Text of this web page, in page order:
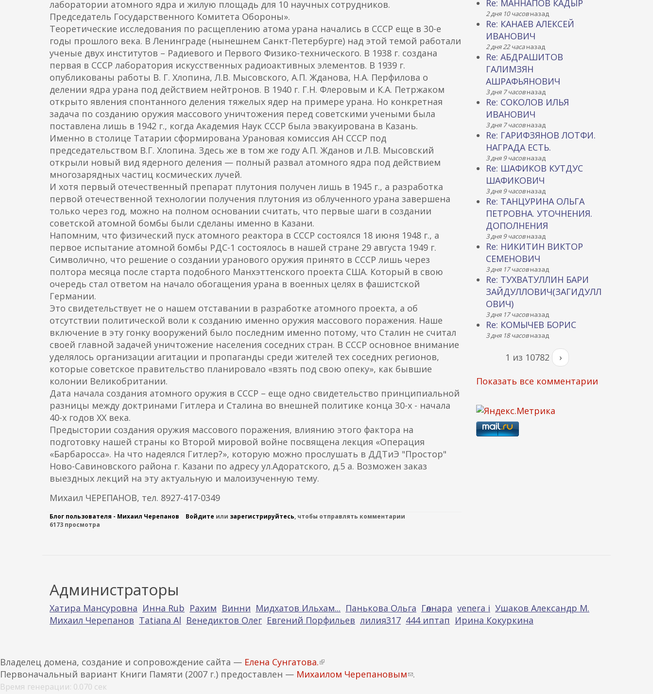
лаборатории атомного ядра и жилую площадь для 10 научных сотрудников.
Председатель Государственного Комитета Обороны».
Теоретические исследования по расщеплению атома урана начались в СССР еще в 30-е
годы прошлого века. В Ленинграде (нынешнем Санкт-Петербурге) над этой темой работали
ученые двух институтов – Радиевого и Первого Физико-технического. В 1938 г. создана
первая в СССР лаборатория искусственных радиоактивных элементов. В 1939 г.
опубликованы работы В. Г. Хлопина, Л.В. Мысовского, А.П. Жданова, Н.А. Перфилова о
делении ядра урана под действием нейтронов. В 1940 г. Г.Н. Флеровым и К.А. Петржаком
открыто явления спонтанного деления тяжелых ядер на примере урана. Но конкретная
задача по созданию оружия массового уничтожения перед советскими учеными была
поставлена лишь в 1942 г., когда Академия Наук СССР была эвакуирована в Казань.
Именно в столице Татарии сформирована Урановая комиссия АН СССР под
председательством В.Г. Хлопина. Здесь же в том же году А.П. Жданов и Л.В. Мысовский
открыли новый вид ядерного деления — полный развал атомного ядра под действием
многозарядных частиц космических лучей.
И хотя первый отечественный препарат плутония получен лишь в 1945 г., а разработка
первой отечественной технологии получения плутония из облученного урана завершена
только через год, можно на полном основании считать, что первые шаги в создании
советской атомной бомбы были сделаны именно в Казани.
Напомним, что физический пуск атомного реактора в СССР состоялся 18 июня 1948 г., а
первое испытание атомной бомбы РДС-1 состоялось в нашей стране 29 августа 1949 г.
Символично, что решение о создании уранового оружия принято в СССР лишь через
полтора месяца после старта подобного Манхэттенского проекта США. Который в свою
очередь стал ответом на начало обогащения урана в военных целях в фашистской
Германии.
Это свидетельствует не о нашем отставании в разработке атомного проекта, а об
отсутствии политической воли к созданию именно оружия массового поражения. Наше
включение в эту гонку вооружений было последним именно потому, что Сталин не считал
своей главной задачей уничтожение населения соседних стран. В СССР основное внимание
уделялось организации агитации и пропаганды среди жителей тех соседних регионов,
которые советское правительство планировало «взять под свою опеку», как бывшие
колонии Великобритании.
Дата начала создания атомного оружия в СССР – еще одно свидетельство принципиальной
разницы между доктринами Гитлера и Сталина во внешней политике конца 30-х - начала
40-х годов ХХ века.
Предыстории создания оружия массового поражения, влиянию этого фактора на
подготовку нашей страны ко Второй мировой войне посвящена лекция «Операция
«Барбаросса». На что надеялся Гитлер?», которую можно прослушать в ДДТиЭ "Простор"
Ново-Савиновского района г. Казани по адресу ул.Адоратского, д.5 а. Возможен заказ
выездных лекций на эту актуальную и малоизученную тему.
Михаил ЧЕРЕПАНОВ, тел. 8927-417-0349
Блог пользователя - Михаил Черепанов Войдите или зарегистрируйтесь, чтобы отправлять комментарии
6173 просмотра
Re: МАННАПОВ КАДЫР
2 дня 10 часовназад
Re: КАНАЕВ АЛЕКСЕЙ
ИВАНОВИЧ
2 дня 22 часаназад
Re: АБДРАШИТОВ
ГАЛИМЗЯН
АШРАФЬЯНОВИЧ
3 дня 7 часовназад
Re: СОКОЛОВ ИЛЬЯ
ИВАНОВИЧ
3 дня 7 часовназад
Re: ГАРИФЗЯНОВ ЛОТФИ.
НАГРАДА ЕСТЬ.
3 дня 9 часовназад
Re: ШАФИКОВ КУТДУС
ШАФИКОВИЧ
3 дня 9 часовназад
Re: ТАНЦУРИНА ОЛЬГА
ПЕТРОВНА. УТОЧНЕНИЯ.
ДОПОЛНЕНИЯ
3 дня 9 часовназад
Re: НИКИТИН ВИКТОР
СЕМЕНОВИЧ
3 дня 17 часовназад
Re: ТУХВАТУЛЛИН БАРИ
ЗАЙДУЛЛОВИЧ(ЗАГИДУЛЛ
ОВИЧ)
3 дня 17 часовназад
Re: КОМЫЧЕВ БОРИС
3 дня 18 часовназад
1 из 10782 ›
Показать все комментарии
Администраторы
Хатира Мансуровна Инна Rub Рахим Винни Мидхатов Ильхам... Панькова Ольга Гөлнара venera i Ушаков Александр М.
Михаил Черепанов Tatiana Al Венедиктов Олег Евгений Порфильев лилия317 444 иптап Ирина Кокуркина
Владелец домена, создание и сопровождение сайта — Елена Сунгатова.(
в
Первоначальный вариант Книги Памяти (2007 г.) предоставлен — Михаилом Черепановым( .
Время генерации: 0.070 сек